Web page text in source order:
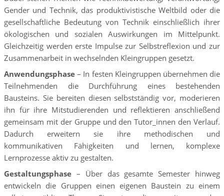
Gender und Technik, das produktivistische Weltbild oder die
gesellschaftliche Bedeutung von Technik einschließlich ihrer
ökologischen und sozialen Auswirkungen im Mittelpunkt.
Gleichzeitig werden erste Impulse zur Selbstreflexion und zur
Zusammenarbeit in wechselnden Kleingruppen gesetzt.
Anwendungsphase– In festen Kleingruppen übernehmen die
Teilnehmenden die Durchführung eines bestehenden
Bausteins. Sie bereiten diesen selbstständig vor, moderieren
ihn für ihre Mitstudierenden und reflektieren anschließend
gemeinsam mit der Gruppe und den Tutor_innen den Verlauf.
Dadurch erweitern sie ihre methodischen und
kommunikativen Fähigkeiten und lernen, komplexe
Lernprozesse aktiv zu gestalten.
Gestaltungsphase – Über das gesamte Semester hinweg
entwickeln die Gruppen einen eigenen Baustein zu einem